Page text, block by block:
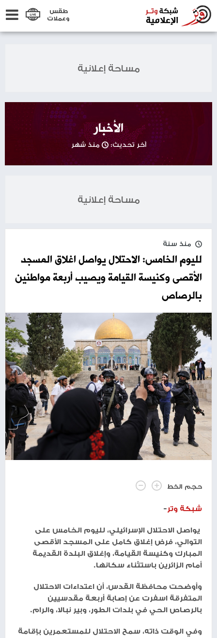
طقس
وعملات
مساحة إعلانية
الأخبار
آخر تحديث: منذ شهر
مساحة إعلانية
منذ سنة
لليوم الخامس: الاحتلال يواصل اغلاق المسجد
الأقصى وكنيسة القيامة ويصيب أربعة مواطنين
بالرصاص
حجم الخط
شبكة وتر-
يواصل الاحتلال الإسرائيلي، لليوم الخامس على
التوالي، فرض إغلاق كامل على المسجد الأقصى
المبارك وكنيسة القيامة، وإغلاق البلدة القديمة
أمام الزائرين باستثناء سكانها.
وأوضحت محافظة القدس، أن اعتداءات الاحتلال
المتفرقة اسفرت عن إصابة أربعة مقدسيين
بالرصاص الحي في بلدات الطور، وبير نبالا، والرام.
وفي الوقت ذاته، سمح الاحتلال للمستعمرين بإقامة